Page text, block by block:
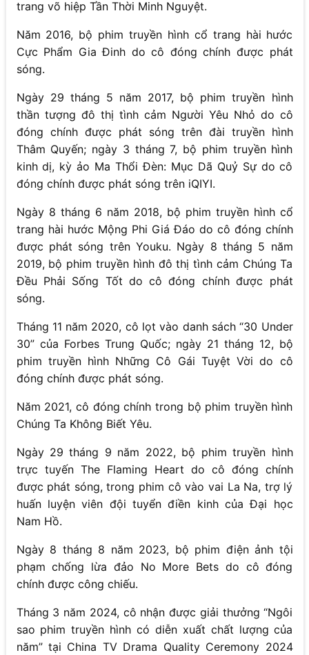
trang võ hiệp Tần Thời Minh Nguyệt.
Năm 2016, bộ phim truyền hình cổ trang hài hước
Cực Phẩm Gia Đinh do cô đóng chính được phát
sóng.
Ngày 29 tháng 5 năm 2017, bộ phim truyền hình
thần tượng đô thị tình cảm Người Yêu Nhỏ do cô
đóng chính được phát sóng trên đài truyền hình
Thâm Quyến; ngày 3 tháng 7, bộ phim truyền hình
kinh dị, kỳ ảo Ma Thổi Đèn: Mục Dã Quỷ Sự do cô
đóng chính được phát sóng trên iQIYI.
Ngày 8 tháng 6 năm 2018, bộ phim truyền hình cổ
trang hài hước Mộng Phi Giá Đáo do cô đóng chính
được phát sóng trên Youku. Ngày 8 tháng 5 năm
2019, bộ phim truyền hình đô thị tình cảm Chúng Ta
Đều Phải Sống Tốt do cô đóng chính được phát
sóng.
Tháng 11 năm 2020, cô lọt vào danh sách “30 Under
30” của Forbes Trung Quốc; ngày 21 tháng 12, bộ
phim truyền hình Những Cô Gái Tuyệt Vời do cô
đóng chính được phát sóng.
Năm 2021, cô đóng chính trong bộ phim truyền hình
Chúng Ta Không Biết Yêu.
Ngày 29 tháng 9 năm 2022, bộ phim truyền hình
trực tuyến The Flaming Heart do cô đóng chính
được phát sóng, trong phim cô vào vai La Na, trợ lý
huấn luyện viên đội tuyển điền kinh của Đại học
Nam Hồ.
Ngày 8 tháng 8 năm 2023, bộ phim điện ảnh tội
phạm chống lừa đảo No More Bets do cô đóng
chính được công chiếu.
Tháng 3 năm 2024, cô nhận được giải thưởng “Ngôi
sao phim truyền hình có diễn xuất chất lượng của
năm” tại China TV Drama Quality Ceremony 2024